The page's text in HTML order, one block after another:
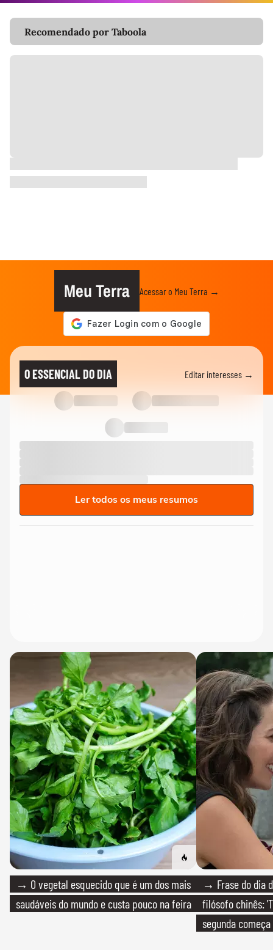
Recomendado por Taboola
Meu Terra Acessar o Meu Terra →
O ESSENCIAL DO DIA Editar interesses →
Ler todos os meus resumos
→ O vegetal esquecido que é um dos mais
saudáveis do mundo e custa pouco na feira
→ Frase do dia
filósofo chinês:
segunda